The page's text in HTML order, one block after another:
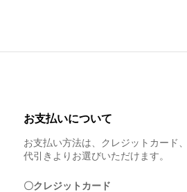
お支払いについて
お支払い方法は、クレジットカード
代引きよりお選びいただけます。
〇クレジットカード